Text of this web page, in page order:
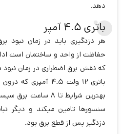
دهد.
باتری 4.5 آمپر
هر دزدگیری باید در زمان نبود
حفاظت از واحد و ساختمان است
که نقش برق اضطراری در زمان
باتری 12 ولت 4.5
بهترین شرایط تا 8
سنسورها تامین میکند و دیگر
دزدگیر پس از قطع برق بود.